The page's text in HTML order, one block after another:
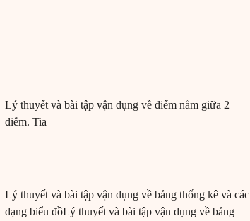
Lý thuyết và bài tập vận dụng về điểm nằm giữa 2
điểm. Tia
Lý thuyết và bài tập vận dụng về bảng thống kê và các
dạng biểu đồLý thuyết và bài tập vận dụng về bảng